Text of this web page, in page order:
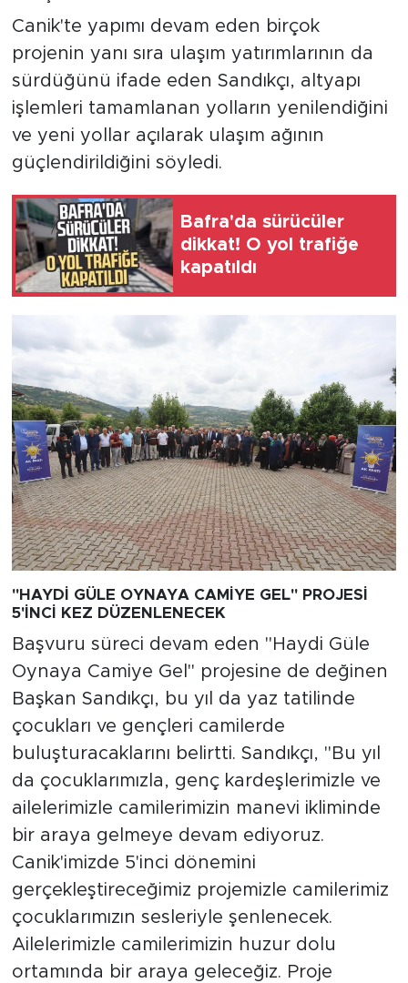
Canik'te yapımı devam eden birçok
projenin yanı sıra ulaşım yatırımlarının da
sürdüğünü ifade eden Sandıkçı, altyapı
işlemleri tamamlanan yolların yenilendiğini
ve yeni yollar açılarak ulaşım ağının
güçlendirildiğini söyledi.
Bafra'da sürücüler
dikkat! O yol trafiğe
kapatıldı
"HAYDİ GÜLE OYNAYA CAMİYE GEL" PROJESİ
5'İNCİ KEZ DÜZENLENECEK
Başvuru süreci devam eden "Haydi Güle
Oynaya Camiye Gel" projesine de değinen
Başkan Sandıkçı, bu yıl da yaz tatilinde
çocukları ve gençleri camilerde
buluşturacaklarını belirtti. Sandıkçı, "Bu yıl
da çocuklarımızla, genç kardeşlerimizle ve
ailelerimizle camilerimizin manevi ikliminde
bir araya gelmeye devam ediyoruz.
Canik'imizde 5'inci dönemini
gerçekleştireceğimiz projemizle camilerimiz
çocuklarımızın sesleriyle şenlenecek.
Ailelerimizle camilerimizin huzur dolu
ortamında bir araya geleceğiz. Proje